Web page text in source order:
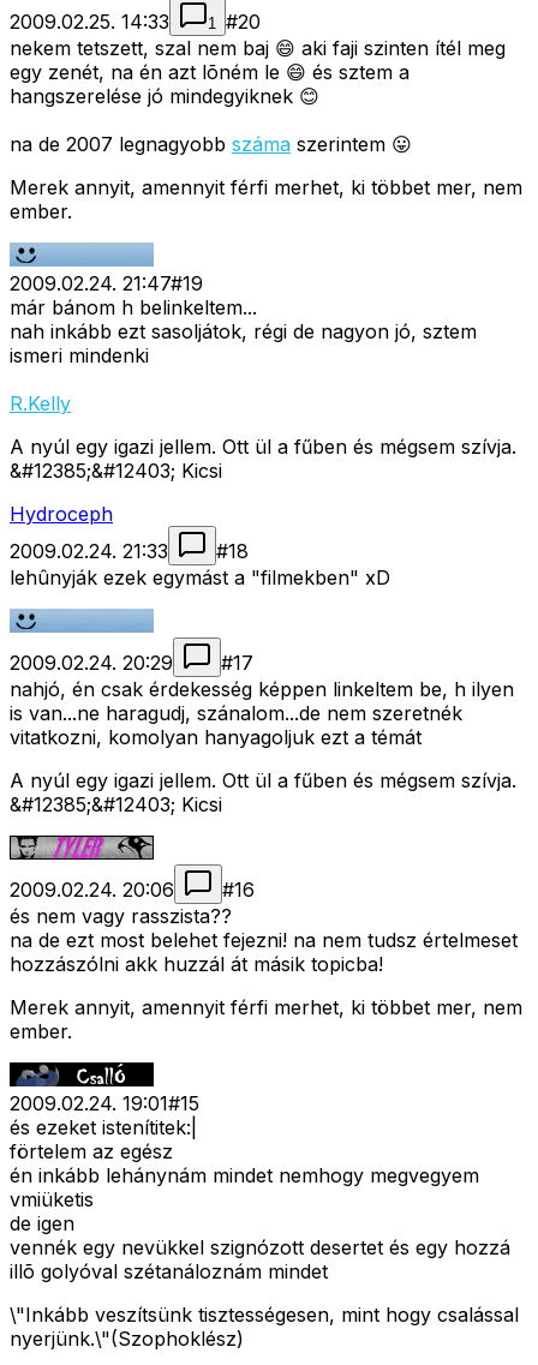
2009.02.25. 14:33 1 #20
nekem tetszett, szal nem baj 😄 aki faji szinten ítél meg
egy zenét, na én azt lõném le 😄 és sztem a
hangszerelése jó mindegyiknek 😊
na de 2007 legnagyobb száma szerintem 😛
Merek annyit, amennyit férfi merhet, ki többet mer, nem
ember.
2009.02.24. 21:47#19
már bánom h belinkeltem...
nah inkább ezt sasoljátok, régi de nagyon jó, sztem
ismeri mindenki
R.Kelly
A nyúl egy igazi jellem. Ott ül a fűben és mégsem szívja.
&#12385;&#12403; Kicsi
Hydroceph
2009.02.24. 21:33
#18
lehûnyják ezek egymást a "filmekben" xD
2009.02.24. 20:29 #17
nahjó, én csak érdekesség képpen linkeltem be, h ilyen
is van...ne haragudj, szánalom...de nem szeretnék
vitatkozni, komolyan hanyagoljuk ezt a témát
A nyúl egy igazi jellem. Ott ül a fűben és mégsem szívja.
&#12385;&#12403; Kicsi
2009.02.24. 20:06 #16
és nem vagy rasszista??
na de ezt most belehet fejezni! na nem tudsz értelmeset
hozzászólni akk huzzál át másik topicba!
Merek annyit, amennyit férfi merhet, ki többet mer, nem
ember.
2009.02.24. 19:01#15
és ezeket istenítitek:|
förtelem az egész
én inkább lehánynám mindet nemhogy megvegyem
vmiüketis
de igen
vennék egy nevükkel szignózott desertet és egy hozzá
illõ golyóval szétanáloznám mindet
\"Inkább veszítsünk tisztességesen, mint hogy csalással
nyerjünk.\"(Szophoklész)